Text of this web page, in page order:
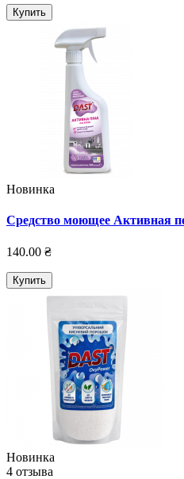
Купить
Новинка
Средство моющее Активная
140.00 ₴
Купить
Новинка
4 отзыва